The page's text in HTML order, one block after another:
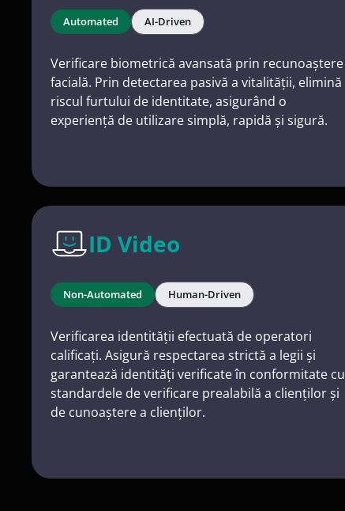
Automated AI-Driven
Verificare biometrică avansată prin recunoaștere
facială. Prin detectarea pasivă a vitalității, elimină
riscul furtului de identitate, asigurând o
experiență de utilizare simplă, rapidă și sigură.
ID Video
Non-Automated Human-Driven
Verificarea identității efectuată de operatori
calificați. Asigură respectarea strictă a legii și
garantează identități verificate în conformitate cu
standardele de verificare prealabilă a clienților și
de cunoaștere a clienților.